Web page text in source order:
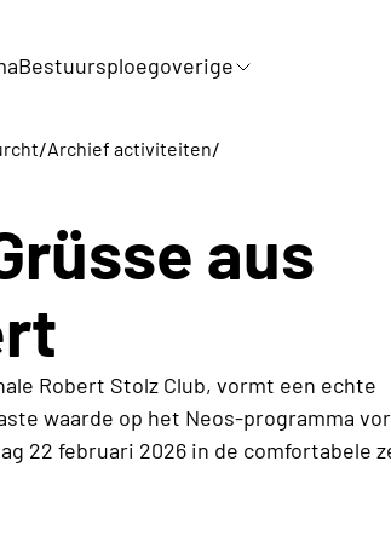
Bestuursploegoverige
/Archief activiteiten/
aus
Robert Stolz Club, vormt een echte
waarde op het Neos-programma
22 februari 2026 in de comfortabele